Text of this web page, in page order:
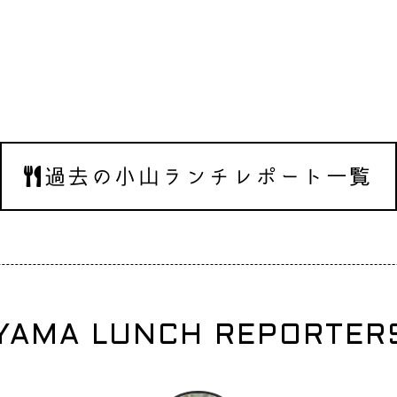
過去の小山ランチレポート一覧
LUNCH